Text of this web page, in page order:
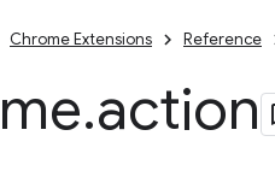
Chrome Extensions Reference
.action